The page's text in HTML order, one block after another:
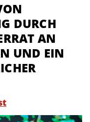
DURCH
AN
UND EIN